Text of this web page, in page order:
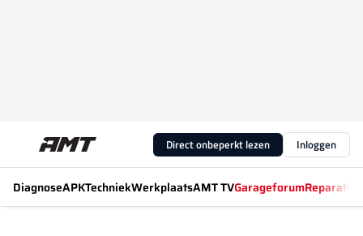
Direct onbeperkt lezen Inloggen
DiagnoseAPKTechniekWerkplaatsAMT TVGarageforum